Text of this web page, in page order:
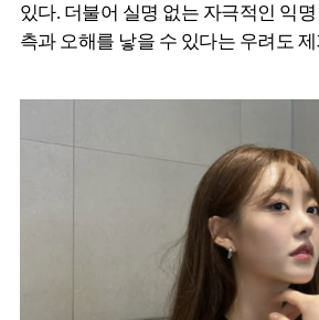
있다. 더불어 실명 없는 자극적인 익
측과 오해를 낳을 수 있다는 우려도